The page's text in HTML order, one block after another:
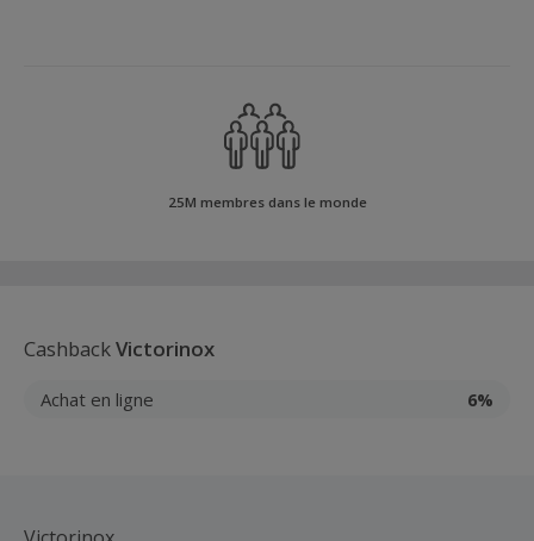
25M membres dans le monde
CashbackVictorinox
Achat en ligne 6%